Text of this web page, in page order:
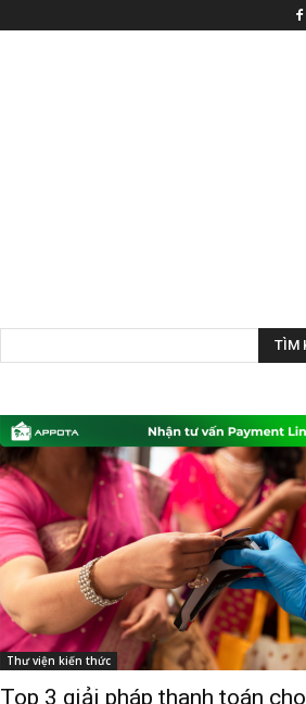
Thư viện kiến thức
Top 3 giải pháp thanh toán cho